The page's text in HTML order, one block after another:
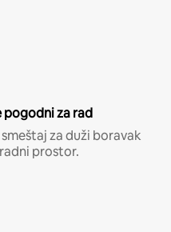
pogodni za rad
za duži boravak
prostor.